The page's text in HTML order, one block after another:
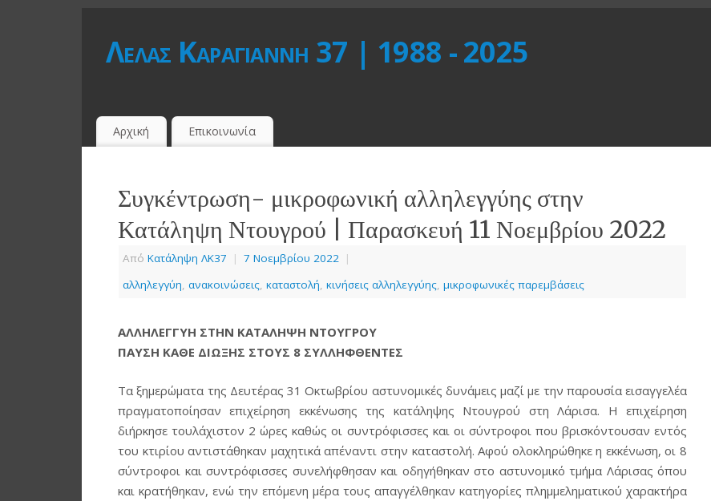
Λέλας Καραγιάννη 37 | 1988 - 2025
Αρχική Επικοινωνία
Συγκέντρωση- μικροφωνική αλληλεγγύης στην
Κατάληψη Ντουγρού | Παρασκευή 11 Νοεμβρίου 2022
Από Κατάληψη ΛΚ37 | 7 Νοεμβρίου 2022 |
αλληλεγγύη, ανακοινώσεις, καταστολή, κινήσεις αλληλεγγύης, μικροφωνικές παρεμβάσεις
ΑΛΛΗΛΕΓΓΥΗ ΣΤΗΝ ΚΑΤΑΛΗΨΗ ΝΤΟΥΓΡΟΥ
ΠΑΥΣΗ ΚΑΘΕ ΔΙΩΞΗΣ ΣΤΟΥΣ 8 ΣΥΛΛΗΦΘΕΝΤΕΣ
Τα ξημερώματα της Δευτέρας 31 Οκτωβρίου αστυνομικές δυνάμεις μαζί με την παρουσία εισαγγελέα
πραγματοποίησαν επιχείρηση εκκένωσης της κατάληψης Ντουγρού στη Λάρισα. Η επιχείρηση
διήρκησε τουλάχιστον 2 ώρες καθώς οι συντρόφισσες και οι σύντροφοι που βρισκόντουσαν εντός
του κτιρίου αντιστάθηκαν μαχητικά απέναντι στην καταστολή. Αφού ολοκληρώθηκε η εκκένωση, οι 8
σύντροφοι και συντρόφισσες συνελήφθησαν και οδηγήθηκαν στο αστυνομικό τμήμα Λάρισας όπου
και κρατήθηκαν, ενώ την επόμενη μέρα τους απαγγέλθηκαν κατηγορίες πλημμεληματικού χαρακτήρα